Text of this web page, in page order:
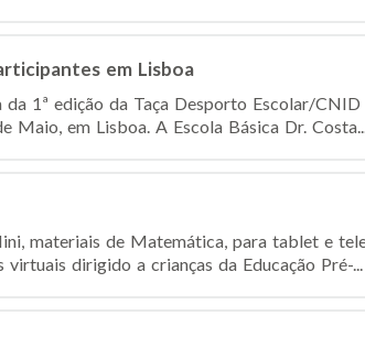
em Lisboa
1ª edição da Taça Desporto Escolar/
Maio, em Lisboa. A Escola Básica Dr.
materiais de Matemática, para tablet e
dirigido a crianças da Educação Pré-...